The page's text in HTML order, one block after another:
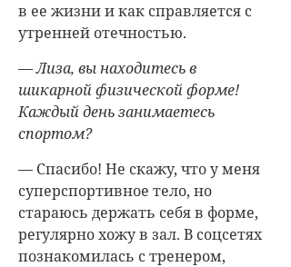
в ее жизни и как справляется с
утренней отечностью.
— Лиза, вы находитесь в
шикарной физической форме!
Каждый день занимаетесь
спортом?
— Спасибо! Не скажу, что у меня
суперспортивное тело, но
стараюсь держать себя в форме,
регулярно хожу в зал. В соцсетях
познакомилась с тренером,